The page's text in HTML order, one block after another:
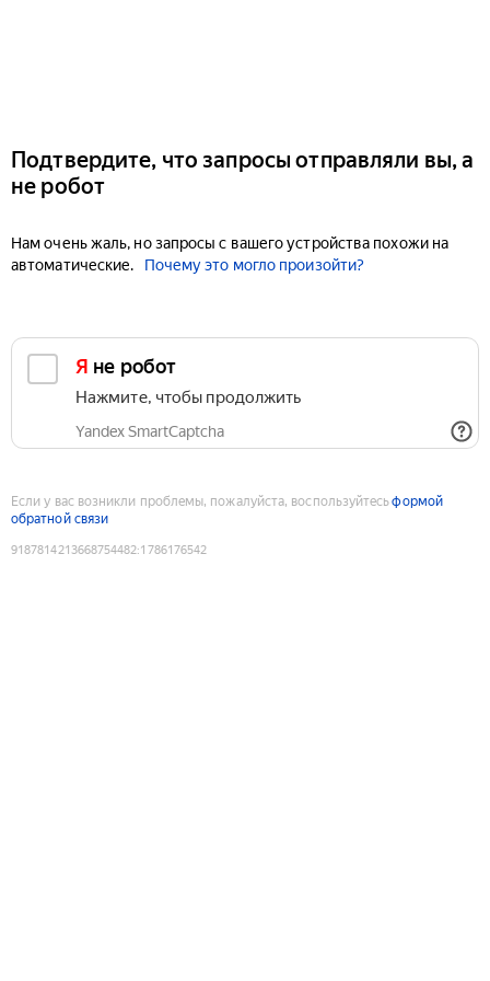
Подтвердите, что запросы отправляли вы, а
не робот
Нам очень жаль, но запросы с вашего устройства похожи на
автоматические.
Почему это могло произойти?
Я не робот
Нажмите, чтобы продолжить
Yandex SmartCaptcha
Если у вас возникли проблемы, пожалуйста, воспользуйтесьформой
обратной связи
9187814213668754482:1786176542